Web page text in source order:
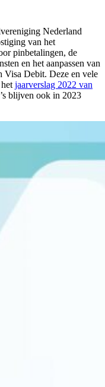
Nederland
van het
pinbetalingen, de
en het aanpassen van
Visa Debit. Deze en vele
jaarverslag 2022 van
blijven ook in 2023